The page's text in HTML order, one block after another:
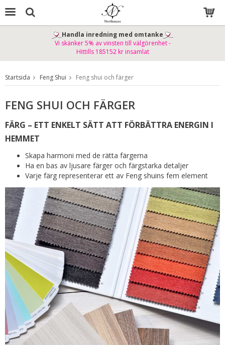
Produkten har blivit tillagd i varukorgen
Handla inredning med omtanke
Vi skänker 5% av vinsten till välgörenhet -
Hittills 185152 kr insamlat
Startsida Feng Shui Feng shui och färger
FENG SHUI OCH FÄRGER
FÄRG – ETT ENKELT SÄTT ATT FÖRBÄTTRA ENERGIN I
HEMMET
Skapa harmoni med de rätta färgerna
Ha en bas av ljusare färger och färgstarka detaljer
Varje färg representerar ett av Feng shuins fem element